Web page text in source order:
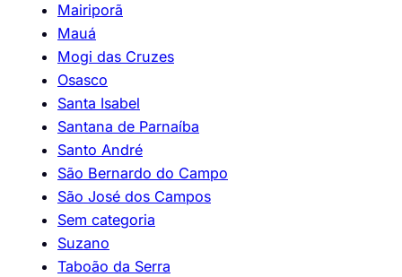
Mairiporã
Mauá
Mogi das Cruzes
Osasco
Santa Isabel
Santana de Parnaíba
Santo André
São Bernardo do Campo
São José dos Campos
Sem categoria
Suzano
Taboão da Serra